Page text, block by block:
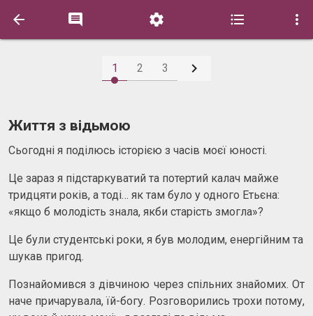
    
1 2 3 
Життя з відьмою
Сьогодні я поділюсь історією з часів моєї юності.
Це зараз я підстаркуватий та потертий калач майже
тридцяти років, а тоді… як там було у одного Етьєна:
«якщо б молодість знала, якби старість змогла»?
Це були студентські роки, я був молодим, енергійним та
шукав пригод.
Познайомився з дівчиною через спільних знайомих. От
наче причарувала, їй-богу. Розговорились трохи потому,